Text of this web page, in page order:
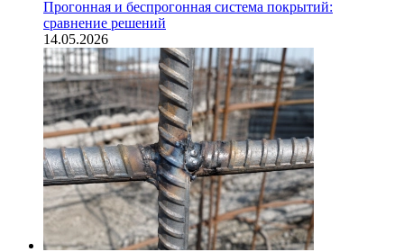
Прогонная и беспрогонная система покрытий:
сравнение решений
14.05.2026